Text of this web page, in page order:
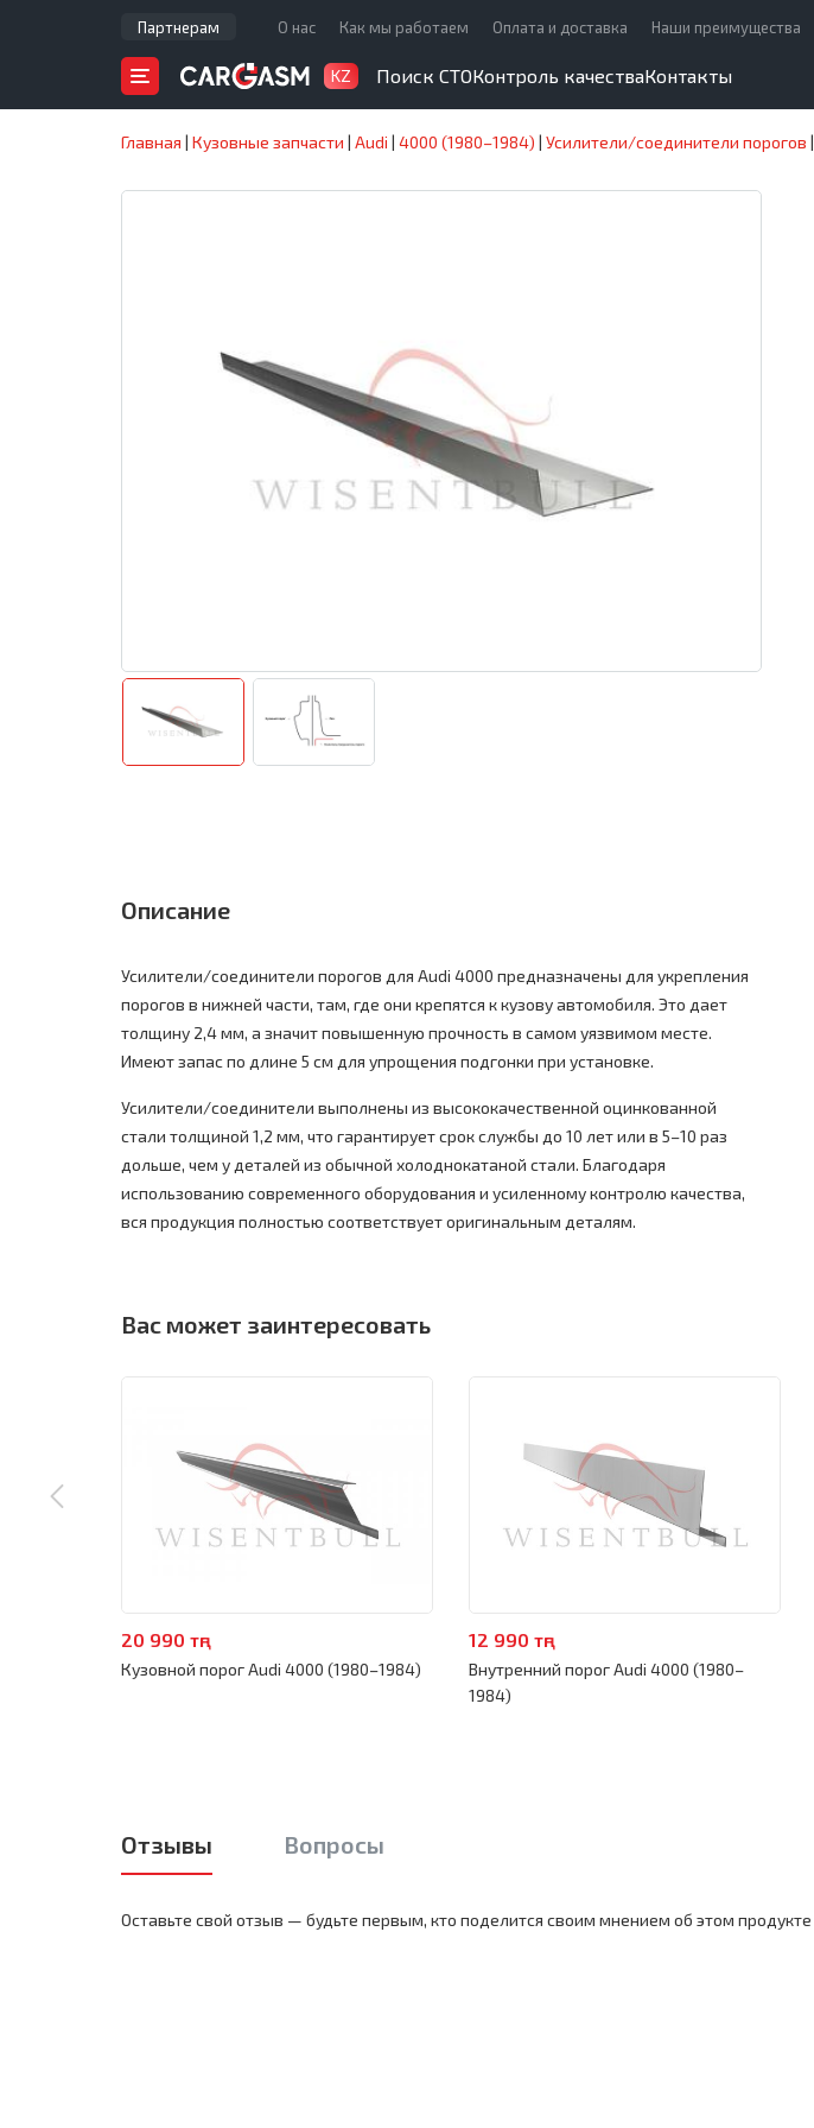
Партнерам О нас Как мы работаем Оплата и доставка Наши преимущества
KZ Поиск СТОКонтроль качестваКонтакты
Главная | Кузовные запчасти | Audi | 4000 (1980–1984) | Усилители/соединители порогов |
Описание
Усилители/соединители порогов для Audi 4000 предназначены для укрепления
порогов в нижней части, там, где они крепятся к кузову автомобиля. Это дает
толщину 2,4 мм, а значит повышенную прочность в самом уязвимом месте.
Имеют запас по длине 5 см для упрощения подгонки при установке.
Усилители/соединители выполнены из высококачественной оцинкованной
стали толщиной 1,2 мм, что гарантирует срок службы до 10 лет или в 5–10 раз
дольше, чем у деталей из обычной холоднокатаной стали. Благодаря
использованию современного оборудования и усиленному контролю качества,
вся продукция полностью соответствует оригинальным деталям.
Вас может заинтересовать
20 990 тңг
Кузовной порог Audi 4000 (1980–1984)
12 990 тңг
Внутренний порог Audi 4000 (1980–
1984)
Отзывы Вопросы
Оставьте свой отзыв — будьте первым, кто поделится своим мнением об этом продукте